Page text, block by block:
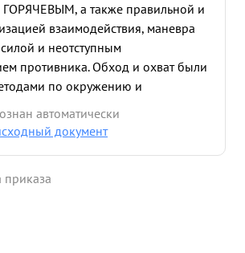
а также правильной и
взаимодействия, маневра
и неотступным
противника. Обход и охват были
по окружению и
противника,
стремительное
действий, продуманной
автоматически
документ
приказа